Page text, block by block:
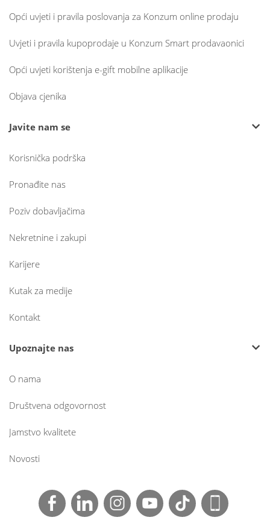
Opći uvjeti i pravila poslovanja za Konzum online prodaju
Uvjeti i pravila kupoprodaje u Konzum Smart prodavaonici
Opći uvjeti korištenja e-gift mobilne aplikacije
Objava cjenika
Javite nam se
Korisnička podrška
Pronađite nas
Poziv dobavljačima
Nekretnine i zakupi
Karijere
Kutak za medije
Kontakt
Upoznajte nas
O nama
Društvena odgovornost
Jamstvo kvalitete
Novosti